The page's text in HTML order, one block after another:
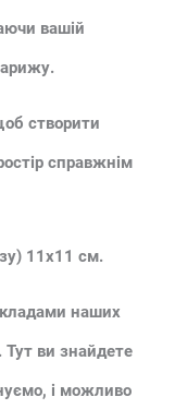
вашій
створити
справжнім
11х11 см.
наших
. Тут ви знайдете
і можливо